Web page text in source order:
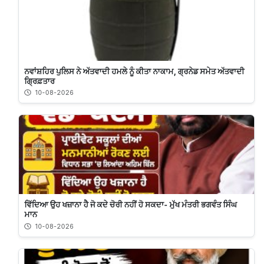
ਨਵਾਂਸ਼ਹਿਰ ਪੁਲਿਸ ਨੇ ਅੱਤਵਾਦੀ ਹਮਲੇ ਨੂੰ ਕੀਤਾ ਨਾਕਾਮ, ਗ੍ਰਨੇਡ ਸਮੇਤ ਅੱਤਵਾਦੀ
ਗ੍ਰਿਫ਼ਤਾਰ
10-08-2026
ਵਿੱਦਿਆ ਉਹ ਖਜ਼ਾਨਾ ਹੈ ਜੋ ਕਦੇ ਚੋਰੀ ਨਹੀਂ ਹੋ ਸਕਦਾ- ਮੁੱਖ ਮੰਤਰੀ ਭਗਵੰਤ ਸਿੰਘ
ਮਾਨ
10-08-2026